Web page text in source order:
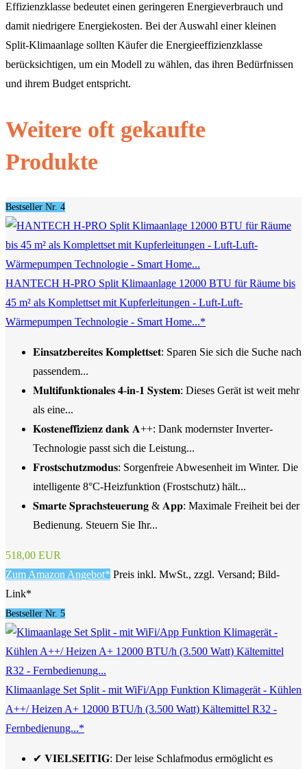
Effizienzklasse bedeutet einen geringeren Energieverbrauch und
damit niedrigere Energiekosten. Bei der Auswahl einer kleinen
Split-Klimaanlage sollten Käufer die Energieeffizienzklasse
berücksichtigen, um ein Modell zu wählen, das ihren Bedürfnissen
und ihrem Budget entspricht.
Weitere oft gekaufte
Produkte
Bestseller Nr. 4
HANTECH H-PRO Split Klimaanlage 12000 BTU für Räume bis
45 m² als Komplettset mit Kupferleitungen - Luft-Luft-
Wärmepumpen Technologie - Smart Home...*
𝐄𝐢𝐧𝐬𝐚𝐭𝐳𝐛𝐞𝐫𝐞𝐢𝐭𝐞𝐬 𝐊𝐨𝐦𝐩𝐥𝐞𝐭𝐭𝐬𝐞𝐭: Sparen Sie sich die Suche nach
passendem...
𝐌𝐮𝐥𝐭𝐢𝐟𝐮𝐧𝐤𝐭𝐢𝐨𝐧𝐚𝐥𝐞𝐬 𝟒-𝐢𝐧-𝟏 𝐒𝐲𝐬𝐭𝐞𝐦: Dieses Gerät ist weit mehr
als eine...
𝐊𝐨𝐬𝐭𝐞𝐧𝐞𝐟𝐟𝐢𝐳𝐢𝐞𝐧𝐳 𝐝𝐚𝐧𝐤 𝐀++: Dank modernster Inverter-
Technologie passt sich die Leistung...
𝐅𝐫𝐨𝐬𝐭𝐬𝐜𝐡𝐮𝐭𝐳𝐦𝐨𝐝𝐮𝐬: Sorgenfreie Abwesenheit im Winter. Die
intelligente 8°C-Heizfunktion (Frostschutz) hält...
𝐒𝐦𝐚𝐫𝐭𝐞 𝐒𝐩𝐫𝐚𝐜𝐡𝐬𝐭𝐞𝐮𝐞𝐫𝐮𝐧𝐠 & 𝐀𝐩𝐩: Maximale Freiheit bei der
Bedienung. Steuern Sie Ihr...
518,00 EUR
Zum Amazon Angebot* Preis inkl. MwSt., zzgl. Versand; Bild-
Link*
Bestseller Nr. 5
Klimaanlage Set Split - mit WiFi/App Funktion Klimagerät - Kühlen
A++/ Heizen A+ 12000 BTU/h (3.500 Watt) Kältemittel R32 -
Fernbedienung...*
✔ 𝐕𝐈𝐄𝐋𝐒𝐄𝐈𝐓𝐈𝐆: Der leise Schlafmodus ermöglicht es